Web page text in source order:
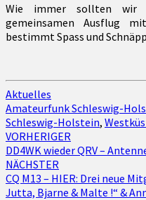
Wie immer sollten wir
gemeinsamen Ausflug
bestimmt Spass und
Aktuelles
Amateurfunk Schleswig-
Schleswig-Holstein,
Beitragsnavigation
VORHERIGER
DD4WK wieder QRV –
NÄCHSTER
CQ M13 – HIER: Drei neue
Jutta, Bjarne & Malte !“ &